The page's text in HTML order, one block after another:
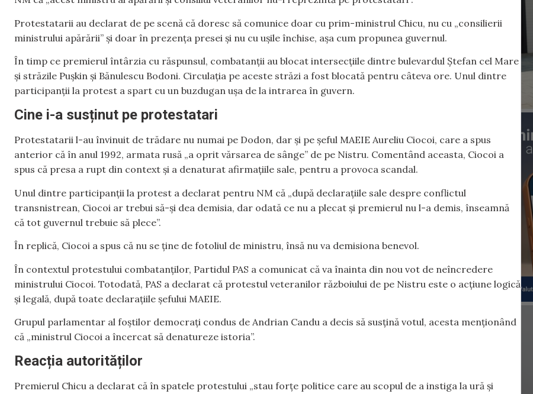
Protestatarii au declarat de pe scenă că doresc să comunice doar cu prim-ministrul Chicu, nu cu „consilierii
ministrului apărării” și doar în prezența presei și nu cu ușile închise, așa cum propunea guvernul.
În timp ce premierul întârzia cu răspunsul, combatanții au blocat intersecțiile dintre bulevardul Ștefan cel Mare
și străzile Pușkin și Bănulescu Bodoni. Circulația pe aceste străzi a fost blocată pentru câteva ore. Unul dintre
participanții la protest a spart cu un buzdugan ușa de la intrarea în guvern.
Cine i-a susținut pe protestatari
Protestatarii l-au învinuit de trădare nu numai pe Dodon, dar și pe șeful MAEIE Aureliu Ciocoi, care a spus
anterior că în anul 1992, armata rusă „a oprit vărsarea de sânge” de pe Nistru. Comentând aceasta, Ciocoi a
spus că presa a rupt din context și a denaturat afirmațiile sale, pentru a provoca scandal.
Unul dintre participanții la protest a declarat pentru NM că „după declarațiile sale despre conflictul
transnistrean, Ciocoi ar trebui să-și dea demisia, dar odată ce nu a plecat și premierul nu l-a demis, înseamnă
că tot guvernul trebuie să plece”.
În replică, Ciocoi a spus că nu se ține de fotoliul de ministru, însă nu va demisiona benevol.
În contextul protestului combatanților, Partidul PAS a comunicat că va înainta din nou vot de neîncredere
ministrului Ciocoi. Totodată, PAS a declarat că protestul veteranilor războiului de pe Nistru este o acțiune logică
și legală, după toate declarațiile șefului MAEIE.
Grupul parlamentar al foștilor democrați condus de Andrian Candu a decis să susțină votul, acesta menționând
că „ministrul Ciocoi a încercat să denatureze istoria”.
Reacția autorităților
Premierul Chicu a declarat că în spatele protestului „stau forțe politice care au scopul de a instiga la ură și